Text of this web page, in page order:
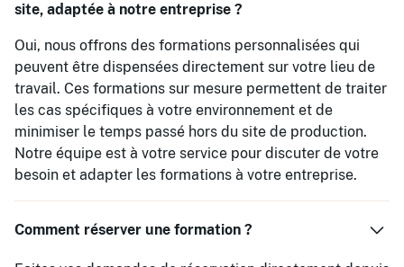
site, adaptée à notre entreprise ?
Oui, nous offrons des formations personnalisées qui
peuvent être dispensées directement sur votre lieu de
travail. Ces formations sur mesure permettent de traiter
les cas spécifiques à votre environnement et de
minimiser le temps passé hors du site de production.
Notre équipe est à votre service pour discuter de votre
besoin et adapter les formations à votre entreprise.
Comment réserver une formation ?